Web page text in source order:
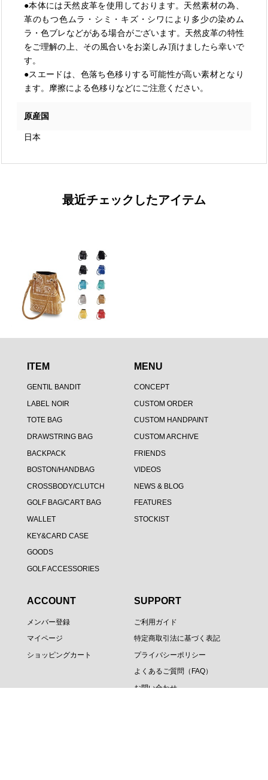
●本体には天然皮革を使用しております。天然素材の為、
革のもつ色ムラ・シミ・キズ・シワにより多少の染めム
ラ・色ブレなどがある場合がございます。天然皮革の特性
をご理解の上、その風合いをお楽しみ頂けましたら幸いで
す。
●スエードは、色落ち色移りする可能性が高い素材となり
ます。摩擦による色移りなどにご注意ください。
原産国
日本
最近チェックしたアイテム
ITEM
GENTIL BANDIT
LABEL NOIR
TOTE BAG
DRAWSTRING BAG
BACKPACK
BOSTON/HANDBAG
CROSSBODY/CLUTCH
GOLF BAG/CART BAG
WALLET
KEY&CARD CASE
GOODS
GOLF ACCESSORIES
MENU
CONCEPT
CUSTOM ORDER
CUSTOM HANDPAINT
CUSTOM ARCHIVE
FRIENDS
VIDEOS
NEWS & BLOG
FEATURES
STOCKIST
ACCOUNT
メンバー登録
マイページ
ショッピングカート
SUPPORT
ご利用ガイド
特定商取引法に基づく表記
プライバシーポリシー
よくあるご質問（FAQ）
お問い合わせ